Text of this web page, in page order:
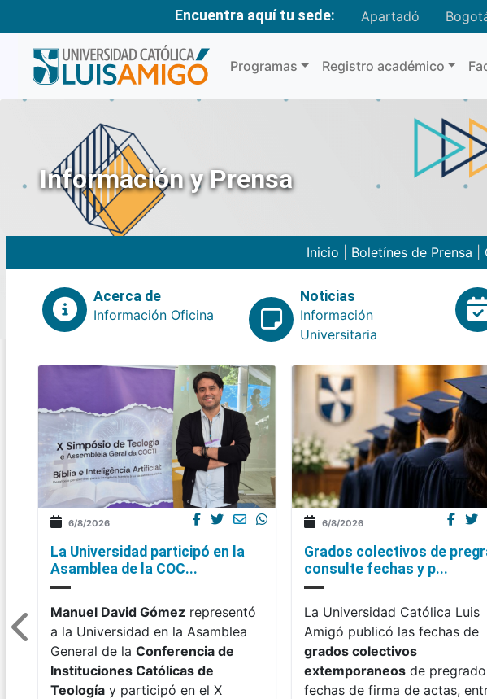
Encuentra aquí tu sede: Apartadó
Programas Registro académico
Información y Prensa
Inicio Boletínes de Prensa
Acerca de
Información Oficina
Noticias
Información
Universitaria
6/8/2026
La Universidad participó en la
Asamblea de la COC...
Manuel David Gómez representó
a la Universidad en la Asamblea
General de la Conferencia de
Instituciones Católicas de
Teología y participó en el X
6/8/2026
Grados colectivos de
consulte fechas y p...
La Universidad Católica Luis
Amigó publicó las fechas de
grados colectivos
extemporaneos de
fechas de firma de actas,